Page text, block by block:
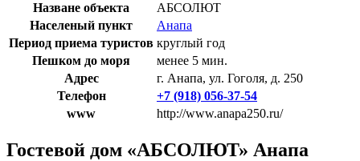
Назване объекта
АБСОЛЮТ
Населеный пункт
Анапа
Период приема туристов круглый год
Пешком до моря
менее 5 мин.
Адрес
г. Анапа, ул. Гоголя, д. 250
Телефон
+7 (918) 056-37-54
www
http://www.anapa250.ru/
Гостевой дом «АБСОЛЮТ» Анапа